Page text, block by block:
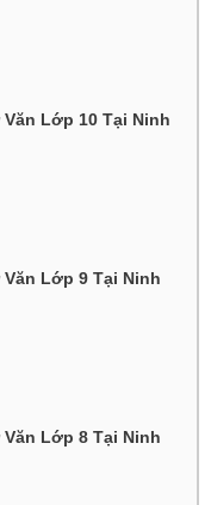
Lớp 10 Tại Ninh
Lớp 9 Tại Ninh
Lớp 8 Tại Ninh